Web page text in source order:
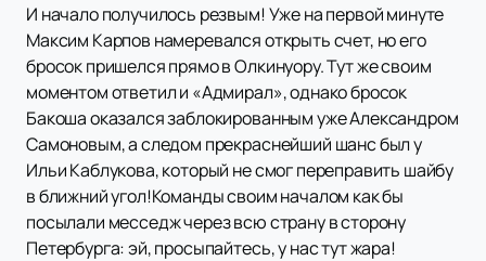
И начало получилось резвым! Уже на первой минуте
Максим Карпов намеревался открыть счет, но его
бросок пришелся прямо в Олкинуору. Тут же своим
моментом ответил и «Адмирал», однако бросок
Бакоша оказался заблокированным уже Александром
Самоновым, а следом прекраснейший шанс был у
Ильи Каблукова, который не смог переправить шайбу
в ближний угол!Команды своим началом как бы
посылали месседж через всю страну в сторону
Петербурга: эй, просыпайтесь, у нас тут жара!